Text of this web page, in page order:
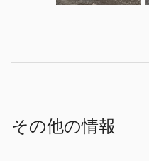
その他の情報